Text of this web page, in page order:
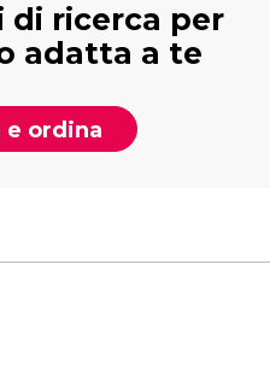
di ricerca per
adatta a te
e ordina